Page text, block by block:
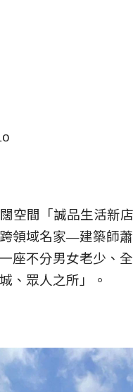
空間「誠品生活新
領域名家—建築師
座不分男女老少、
、眾人之所」。